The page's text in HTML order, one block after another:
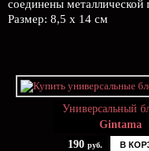
соединены металлической
Размер: 8,5 х 14 см
Универсальный
Gintama
190 руб. В